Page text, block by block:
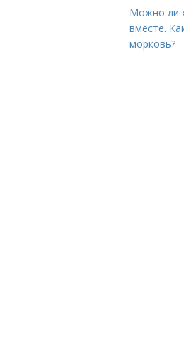
Можно ли
вместе.
морковь?